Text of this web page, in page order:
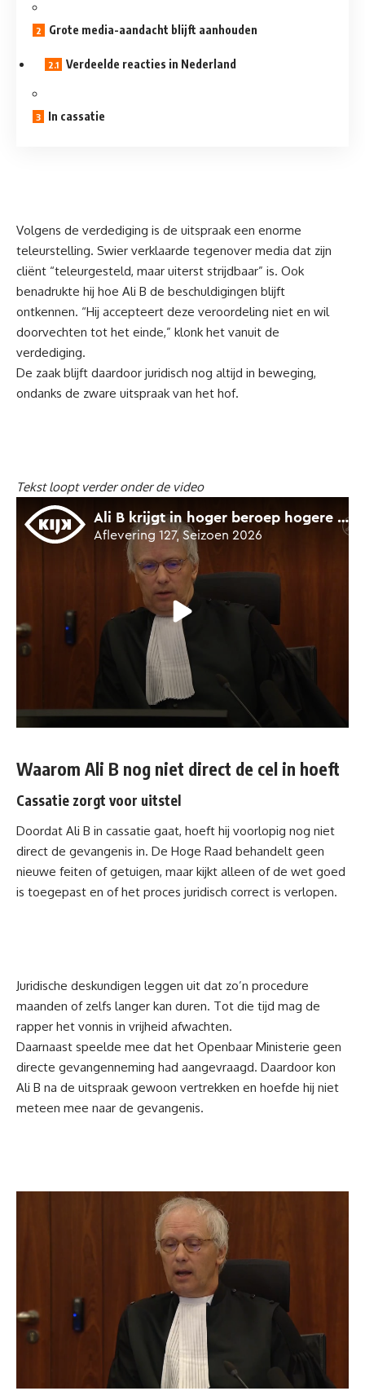
Grote media-aandacht blijft aanhouden
Verdeelde reacties in Nederland
In cassatie
Volgens de verdediging is de uitspraak een enorme
teleurstelling. Swier verklaarde tegenover media dat zijn
cliënt “teleurgesteld, maar uiterst strijdbaar” is. Ook
benadrukte hij hoe Ali B de beschuldigingen blijft
ontkennen. “Hij accepteert deze veroordeling niet en wil
doorvechten tot het einde,” klonk het vanuit de
verdediging.
De zaak blijft daardoor juridisch nog altijd in beweging,
ondanks de zware uitspraak van het hof.
Tekst loopt verder onder de video
Waarom Ali B nog niet direct de cel in hoeft
Cassatie zorgt voor uitstel
Doordat Ali B in cassatie gaat, hoeft hij voorlopig nog niet
direct de gevangenis in. De Hoge Raad behandelt geen
nieuwe feiten of getuigen, maar kijkt alleen of de wet goed
is toegepast en of het proces juridisch correct is verlopen.
Juridische deskundigen leggen uit dat zo’n procedure
maanden of zelfs langer kan duren. Tot die tijd mag de
rapper het vonnis in vrijheid afwachten.
Daarnaast speelde mee dat het Openbaar Ministerie geen
directe gevangenneming had aangevraagd. Daardoor kon
Ali B na de uitspraak gewoon vertrekken en hoefde hij niet
meteen mee naar de gevangenis.